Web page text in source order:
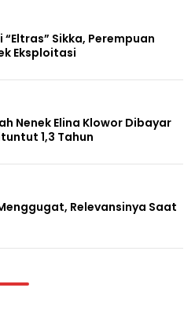
Sikka, Perempuan
Eksploitasi
Nenek Elina Klowor Dibayar
1,3 Tahun
Relevansinya Saat